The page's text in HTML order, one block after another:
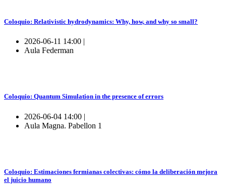
Coloquio: Relativistic hydrodynamics: Why, how, and why so small?
2026-06-11 14:00 |
Aula Federman
Coloquio: Quantum Simulation in the presence of errors
2026-06-04 14:00 |
Aula Magna. Pabellon 1
Coloquio: Estimaciones fermianas colectivas: cómo la deliberación mejora
el juicio humano